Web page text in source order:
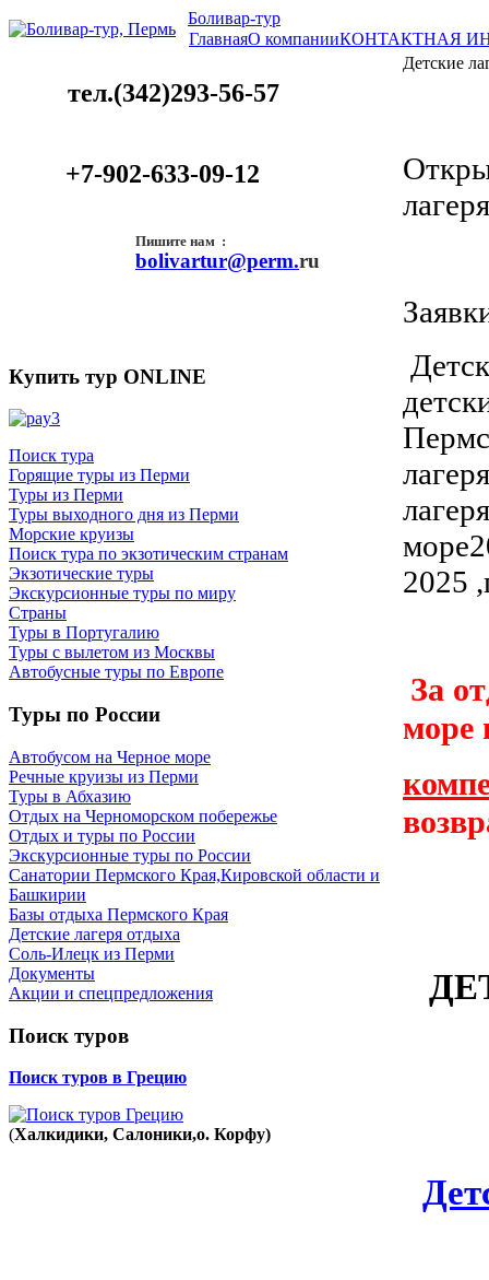
Боливар-тур
ГлавнаяО компанииКОНТАКТНАЯ
тел.(342)293-56-57
+7-902-633-09-12
Пишите нам :
bolivartur@perm.ru
Купить тур ONLINE
Поиск тура
Горящие туры из Перми
Туры из Перми
Туры выходного дня из Перми
Морские круизы
Поиск тура по экзотическим странам
Экзотические туры
Экскурсионные туры по миру
Страны
Туры в Португалию
Туры с вылетом из Москвы
Автобусные туры по Европе
Туры по России
Автобусом на Черное море
Речные круизы из Перми
Туры в Абхазию
Отдых на Черноморском побережье
Отдых и туры по России
Экскурсионные туры по России
Санатории Пермского Края,Кировской области и
Башкирии
Базы отдыха Пермского Края
Детские лагеря отдыха
Соль-Илецк из Перми
Документы
Акции и спецпредложения
Поиск туров
Поиск туров в Грецию
(Халкидики, Салоники,о. Корфу)
Детские
2025
За
море